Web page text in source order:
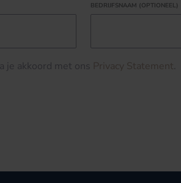
BEDRIJFSNAAM (OPTIONEEL)
je akkoord met ons Privacy Statement.